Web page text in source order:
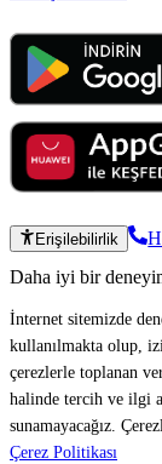
Erişilebilirlik
Daha iyi bir
İnternet sitemizde
kullanılmakta olup,
çerezlerle toplanan
halinde tercih ve ilgi
sunamayacağız.
Çerez Politikası